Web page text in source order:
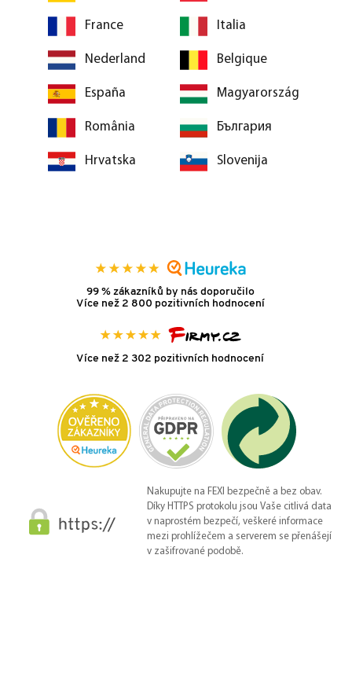
France Italia
Nederland Belgique
España Magyarország
România България
Hrvatska Slovenija
99 % zákazníků by nás doporučilo
Více než 2 800 pozitivních hodnocení
Více než 2 302 pozitivních hodnocení
Nakupujte na FEXI bezpečně a bez obav.
Díky HTTPS protokolu jsou Vaše citlivá data
v naprostém bezpečí, veškeré informace
mezi prohlížečem a serverem se přenášejí
v zašifrované podobě.